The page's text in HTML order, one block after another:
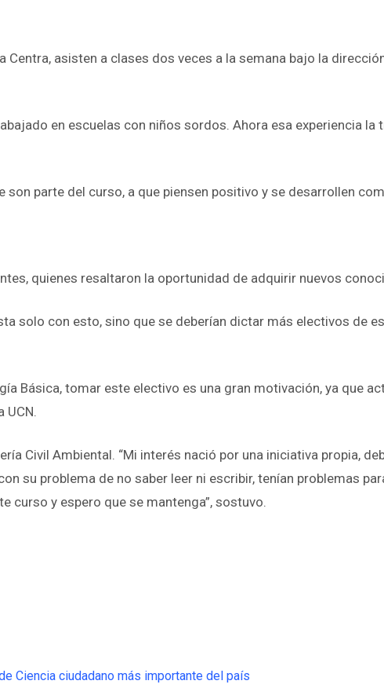
asisten a clases dos veces a la semana bajo la
en escuelas con niños sordos. Ahora esa experiencia
parte del curso, a que piensen positivo y se desarrollen
quienes resaltaron la oportunidad de adquirir nuevos
solo con esto, sino que se deberían dictar más electivos de
Básica, tomar este electivo es una gran motivación, ya que
UCN.
Civil Ambiental. “Mi interés nació por una iniciativa propia,
su problema de no saber leer ni escribir, tenían problemas
curso y espero que se mantenga”, sostuvo.
Ciencia ciudadano más importante del país